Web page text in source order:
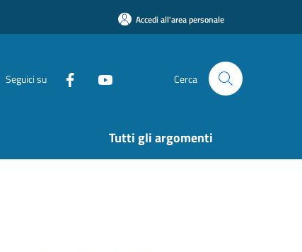
Accedi all'area personale
Seguici su Cerca
Tutti gli argomenti